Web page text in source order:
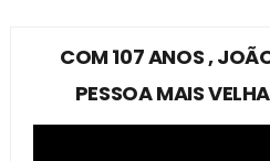
COM 107 ANOS ,
PESSOA MAIS